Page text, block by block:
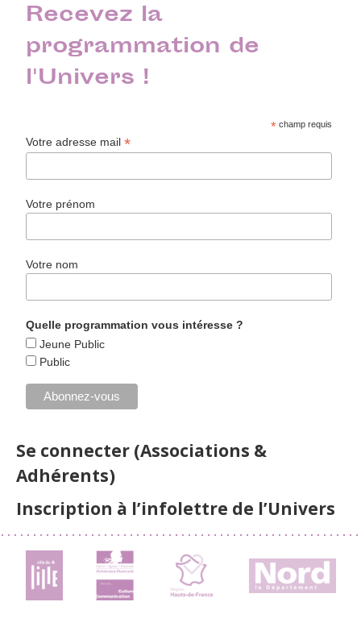
Recevez la
programmation de
l'Univers !
* champ requis
Votre adresse mail*
Votre prénom
Votre nom
Quelle programmation vous intéresse ?
Jeune Public
Public
Se connecter (Associations &
Adhérents)
Inscription à l’infolettre de l’Univers